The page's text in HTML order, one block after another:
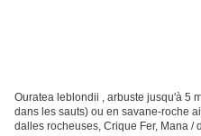
Ouratea leblondii , arbuste jusqu'à 5
dans les sauts) ou en savane-roche
dalles rocheuses, Crique Fer, Mana /